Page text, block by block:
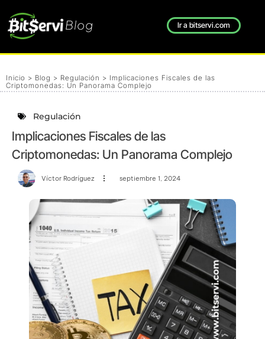
Blog Ir a bitservi.com
Inicio > Blog > Regulación > Implicaciones Fiscales de las
Criptomonedas: Un Panorama Complejo
Regulación
Implicaciones Fiscales de las
Criptomonedas: Un Panorama Complejo
Víctor Rodríguez septiembre 1, 2024